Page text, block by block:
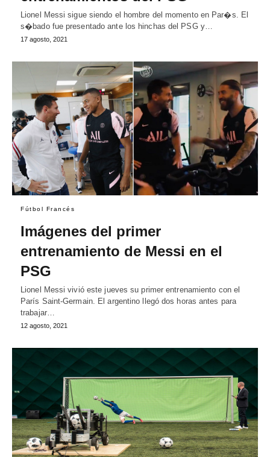
Lionel Messi sigue siendo el hombre del momento en Par�s. El
s�bado fue presentado ante los hinchas del PSG y…
17 agosto, 2021
Fútbol Francés
Imágenes del primer
entrenamiento de Messi en el
PSG
Lionel Messi vivió este jueves su primer entrenamiento con el
París Saint-Germain. El argentino llegó dos horas antes para
trabajar…
12 agosto, 2021